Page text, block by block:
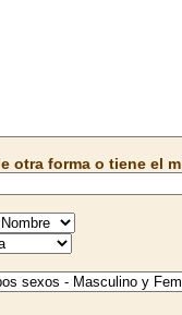
otra forma o tiene el